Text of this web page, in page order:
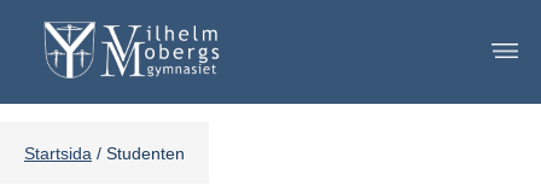
Meny
Länk till annan webbplats.
Startsida / Studenten